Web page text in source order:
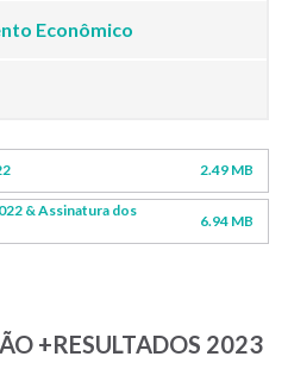
Econômico
2.49 MB
& Assinatura dos
6.94 MB
+RESULTADOS 2023